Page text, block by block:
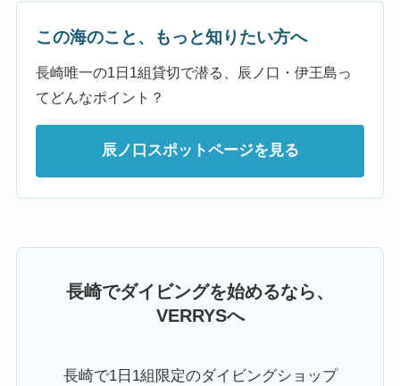
この海のこと、もっと知りたい方へ
長崎唯一の1日1組貸切で潜る、辰ノ口・伊王島っ
てどんなポイント？
辰ノ口スポットページを見る
長崎でダイビングを始めるなら、
VERRYSへ
長崎で1日1組限定のダイビングショップ